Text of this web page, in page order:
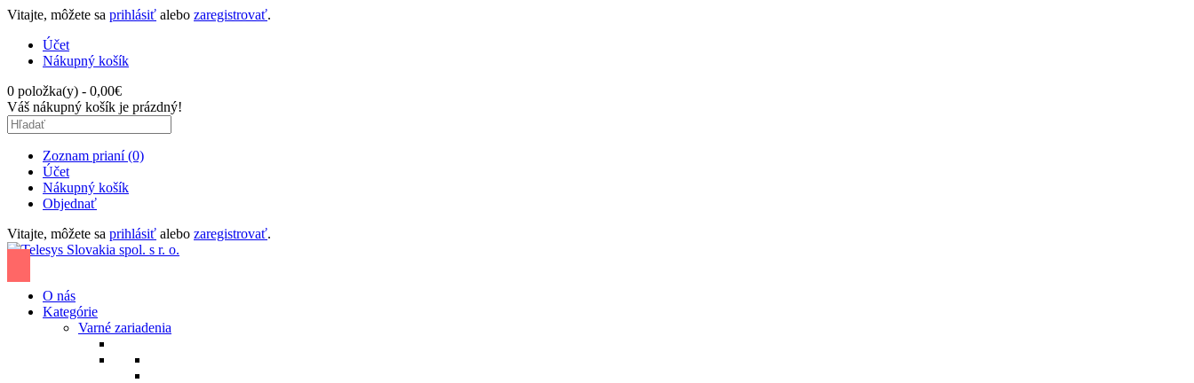
Vitajte, môžete sa prihlásiť alebo zaregistrovať.
Účet
Nákupný košík
0 položka(y) - 0,00€
Váš nákupný košík je prázdný!
Zoznam prianí (0)
Účet
Nákupný košík
Objednať
Vitajte, môžete sa prihlásiť alebo zaregistrovať.
O nás
Kategórie
Varné zariadenia